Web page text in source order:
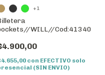
WILL//Cod:41340
con EFECTIVO solo
(SIN ENVIO)
+1